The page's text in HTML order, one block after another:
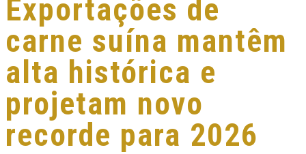
Exportações de
carne suína mantêm
alta histórica e
projetam novo
recorde para 2026